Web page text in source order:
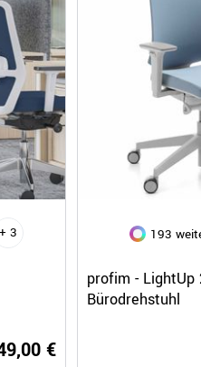
+ 3
€
193
profim - LightUp
Bürodrehstuhl